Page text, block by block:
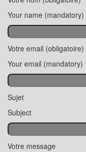
Your name (mandatory)
Votre email (obligatoire)
Your email (mandatory)
Sujet
Subject
Votre message